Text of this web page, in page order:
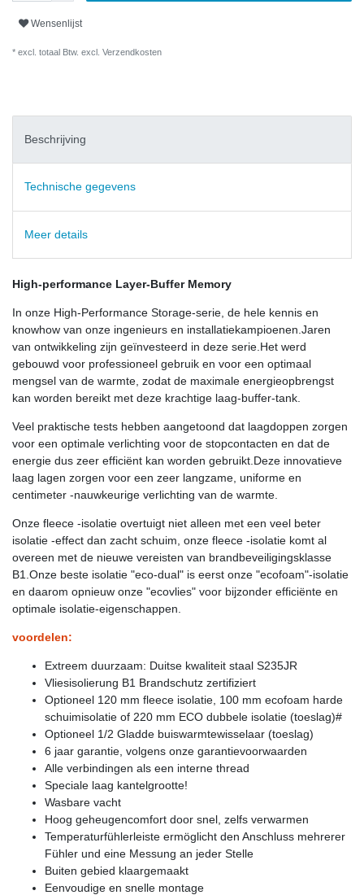
Wensenlijst
* excl. totaal Btw. excl. Verzendkosten
Beschrijving
Technische gegevens
Meer details
High-performance Layer-Buffer Memory
In onze High-Performance Storage-serie, de hele kennis en
knowhow van onze ingenieurs en installatiekampioenen.Jaren
van ontwikkeling zijn geïnvesteerd in deze serie.Het werd
gebouwd voor professioneel gebruik en voor een optimaal
mengsel van de warmte, zodat de maximale energieopbrengst
kan worden bereikt met deze krachtige laag-buffer-tank.
Veel praktische tests hebben aangetoond dat laagdoppen zorgen
voor een optimale verlichting voor de stopcontacten en dat de
energie dus zeer efficiënt kan worden gebruikt.Deze innovatieve
laag lagen zorgen voor een zeer langzame, uniforme en
centimeter -nauwkeurige verlichting van de warmte.
Onze fleece -isolatie overtuigt niet alleen met een veel beter
isolatie -effect dan zacht schuim, onze fleece -isolatie komt al
overeen met de nieuwe vereisten van brandbeveiligingsklasse
B1.Onze beste isolatie "eco-dual" is eerst onze "ecofoam"-isolatie
en daarom opnieuw onze "ecovlies" voor bijzonder efficiënte en
optimale isolatie-eigenschappen.
voordelen:
Extreem duurzaam: Duitse kwaliteit staal S235JR
Vliesisolierung B1 Brandschutz zertifiziert
Optioneel 120 mm fleece isolatie, 100 mm ecofoam harde
schuimisolatie of 220 mm ECO dubbele isolatie (toeslag)#
Optioneel 1/2 Gladde buiswarmtewisselaar (toeslag)
6 jaar garantie, volgens onze garantievoorwaarden
Alle verbindingen als een interne thread
Speciale laag kantelgrootte!
Wasbare vacht
Hoog geheugencomfort door snel, zelfs verwarmen
Temperaturfühlerleiste ermöglicht den Anschluss mehrerer
Fühler und eine Messung an jeder Stelle
Buiten gebied klaargemaakt
Eenvoudige en snelle montage